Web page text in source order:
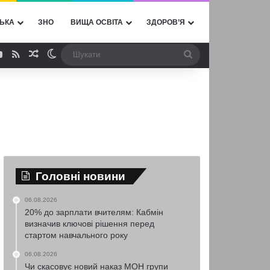
ЗНО ВИЩА ОСВІТА ЗДОРОВ’Я
YouTube
RSSВипадкова стаття
Switch skin
Головні новини
06.08.2026
20% до зарплати вчителям: Кабмін
визначив ключові рішення перед
стартом навчального року
06.08.2026
Чи скасовує новий наказ МОН групи